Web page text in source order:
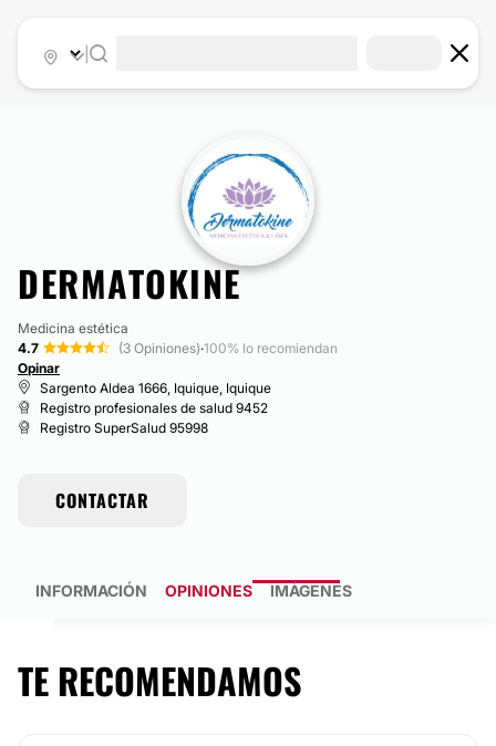
DERMATOKINE
Medicina estética
4.7
(3 Opiniones)·100% lo recomiendan
Opinar
Sargento Aldea 1666, Iquique, Iquique
Registro profesionales de salud 9452
Registro SuperSalud 95998
CONTACTAR
INFORMACIÓN OPINIONES IMÁGENES
TE RECOMENDAMOS